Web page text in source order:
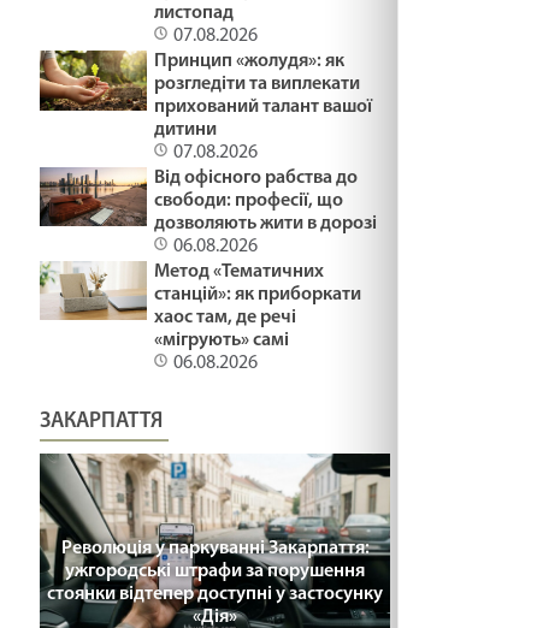
ВМІТИ ЦІНУВАТИ /1499/ Майтеся файно
19.02.2025
СПРАВЖНЄ СМИРЕННЯ /1498/ Майтеся файно
19.02.2025
Неділя митаря і фарисея/ Лк 18,10-14
19.02.2025
19.02.2025
ВИГНАТИ САМОЗВАНЦЯ /1496/ Майтеся
файно
07.02.2025
БАЧИТИ ДОБРО /1495/ Майтеся файно
листопад
07.08.2026
Принцип «жолудя»: як
розгледіти та виплекати
прихований талант вашої
дитини
07.08.2026
Від офісного рабства до
свободи: професії, що
дозволяють жити в дорозі
06.08.2026
Метод «Тематичних
станцій»: як приборкати
хаос там, де речі
«мігрують» самі
06.08.2026
ЗАКАРПАТТЯ
Революція у паркуванні Закарпаття:
ужгородські штрафи за порушення
стоянки відтепер доступні у застосунку
«Дія»